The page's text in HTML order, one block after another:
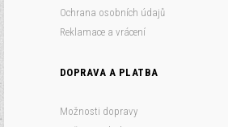
Ochrana osobních údajů
Reklamace a vrácení
DOPRAVA A PLATBA
Možnosti dopravy